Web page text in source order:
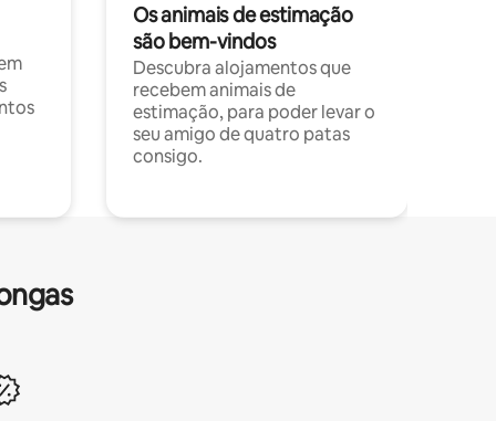
Os animais de estimação
são bem-vindos
Descubra alojamentos que
recebem animais de
estimação, para poder levar o
seu amigo de quatro patas
consigo.